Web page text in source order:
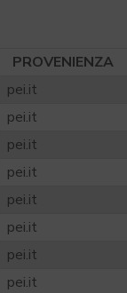
PROVENIENZA
pei.it
pei.it
pei.it
pei.it
pei.it
pei.it
pei.it
pei.it